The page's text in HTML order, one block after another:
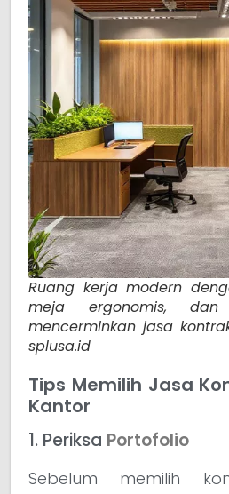
Ruang kerja modern
meja ergonomis,
mencerminkan jasa
splusa.id
Tips Memilih Jasa
Kantor
1. Periksa Portofolio
Sebelum memilih